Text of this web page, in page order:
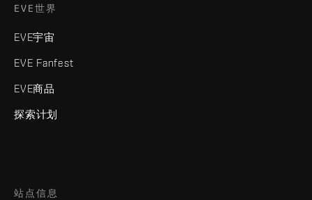
EVE世界
EVE宇宙
EVE Fanfest
EVE商品
探索计划
站点信息